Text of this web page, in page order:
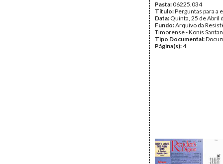
Pasta:06225.034
Título:Perguntas para a
Data: Quinta, 25 de Abril
Fundo:Arquivo da
Timorense - Konis
Tipo Documental:
Página(s):4